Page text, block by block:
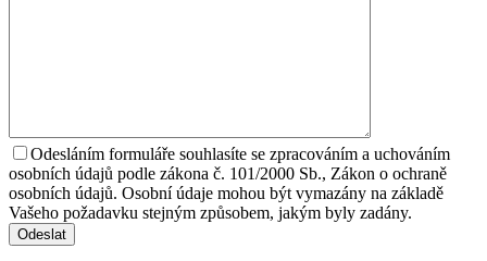
Odesláním formuláře souhlasíte se zpracováním a uchováním
osobních údajů podle zákona č. 101/2000 Sb., Zákon o ochraně
osobních údajů. Osobní údaje mohou být vymazány na základě
Vašeho požadavku stejným způsobem, jakým byly zadány.